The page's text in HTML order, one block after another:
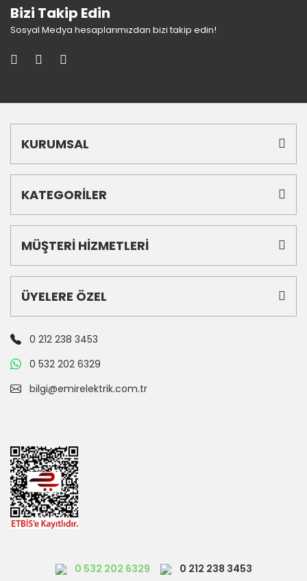
Bizi Takip Edin
Sosyal Medya hesaplarımızdan bizi takip edin!
KURUMSAL
KATEGORİLER
MÜŞTERİ HİZMETLERİ
ÜYELERE ÖZEL
0 212 238 3453
0 532 202 6329
bilgi@emirelektrik.com.tr
0 532 202 6329 0 212 238 3453